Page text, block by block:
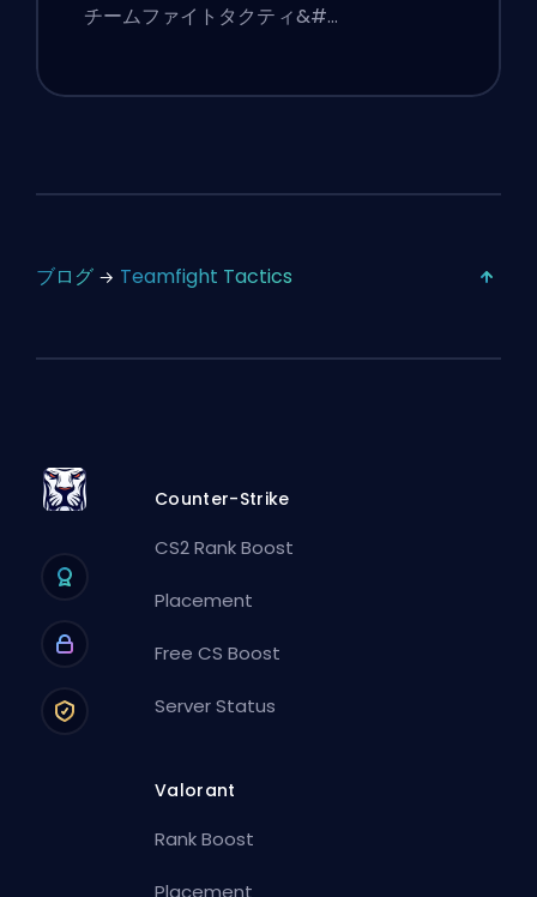
チームファイトタクティ&#…
ブログ Teamfight Tactics
Counter-Strike
CS2 Rank Boost
Placement
Free CS Boost
Server Status
Valorant
Rank Boost